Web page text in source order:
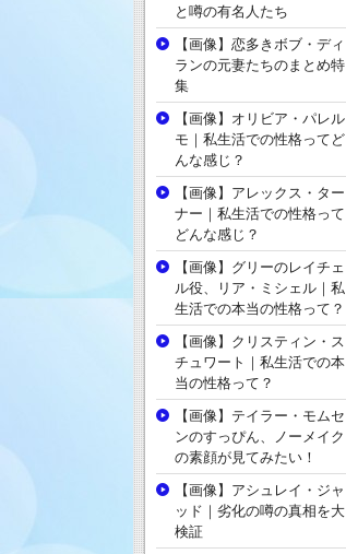
と噂の有名人たち
【画像】恋多きボブ・ディ
ランの元妻たちのまとめ特
集
【画像】オリビア・パレル
モ｜私生活での性格ってど
んな感じ？
【画像】アレックス・ター
ナー｜私生活での性格って
どんな感じ？
【画像】グリーのレイチェ
ル役、リア・ミシェル｜私
生活での本当の性格って？
【画像】クリスティン・ス
チュワート｜私生活での本
当の性格って？
【画像】テイラー・モムセ
ンのすっぴん、ノーメイク
の素顔が見てみたい！
【画像】アシュレイ・ジャ
ッド｜劣化の噂の真相を大
検証